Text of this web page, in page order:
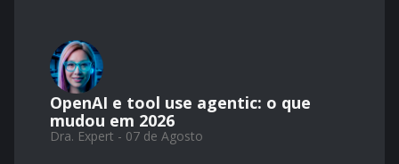
OpenAI e tool use agentic: o que
mudou em 2026
Dra. Expert - 07 de Agosto